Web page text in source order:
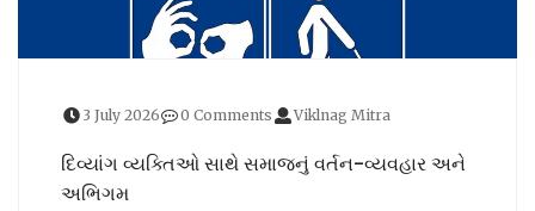
3 July 2026 0 Comments Viklnag Mitra
દિવ્યાંગ વ્યક્તિઓ સાથે સમાજનું વર્તન-વ્યવહાર અને
અભિગમ